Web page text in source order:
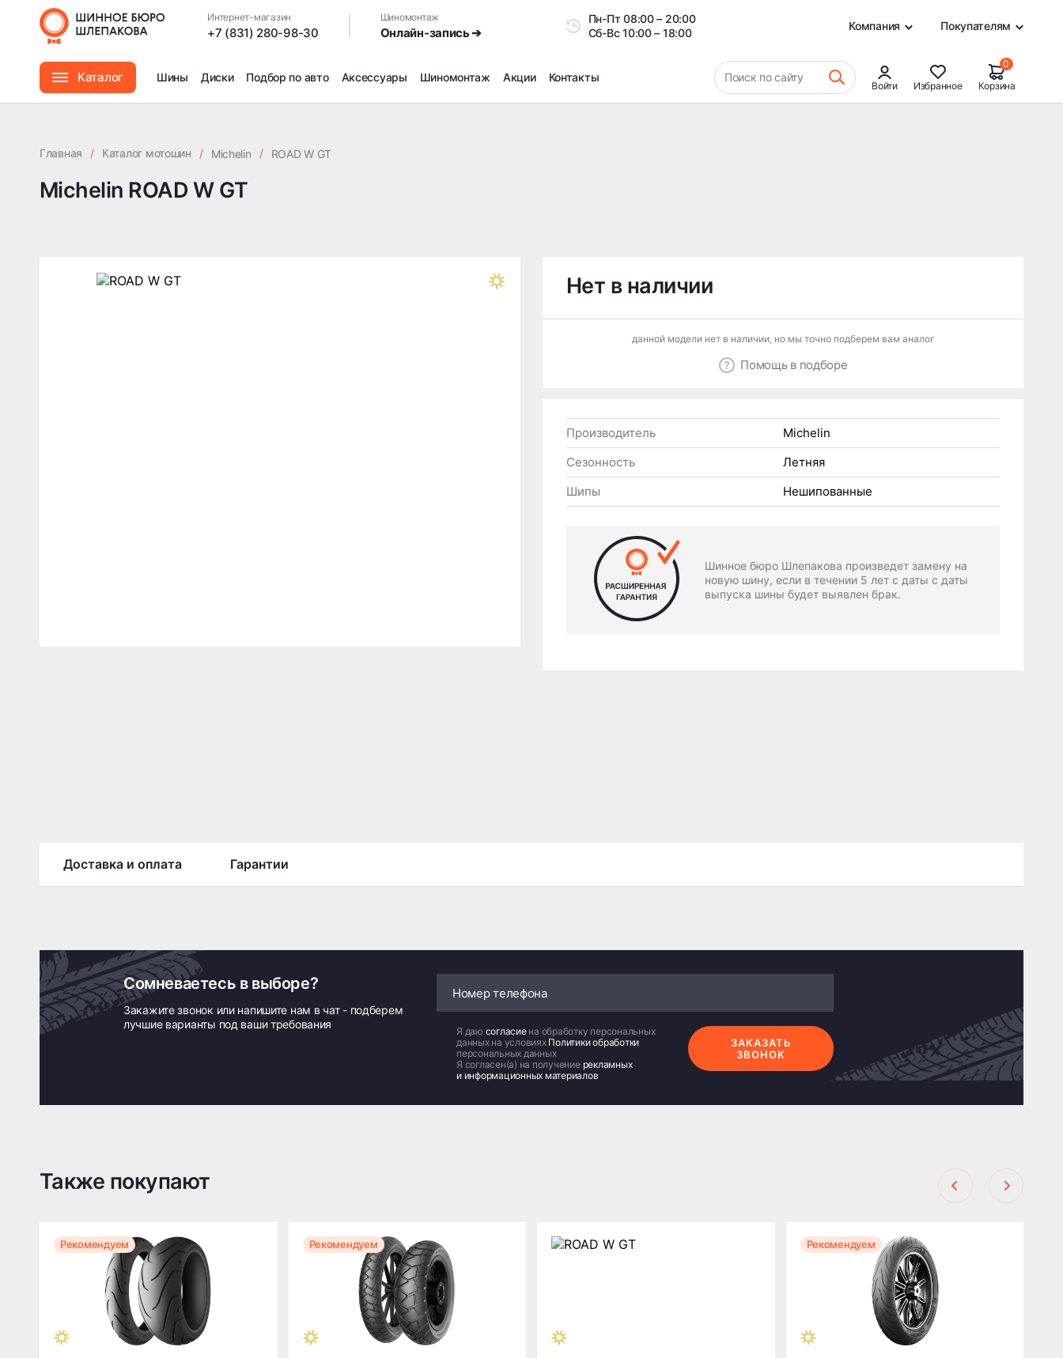
Интернет-магазин
+7 (831) 280-98-30
Шиномонтаж
Онлайн-запись ➔
Пн-Пт08:00 – 20:00
Сб-Вс10:00 – 18:00
Компания Покупателям
Каталог Шины Диски Подбор по авто Аксессуары Шиномонтаж
Доп услуги на Шиномонтаже
Дошиповка, Ошиповка, Перешиповка зимней резины
Акции Контакты Поиск по сайту
Войти Избранное
0
Корзина
Главная / Каталог мотошин / Michelin / ROAD W GT
Michelin ROAD W GT
Нет в наличии
данной модели нет в наличии, но мы точно подберем вам аналог
Помощь в подборе
Производитель
Michelin
Сезонность
Летняя
Шипы
Нешипованные
Шинное бюро Шлепакова произведет замену на
новую шину, если в течении 5 лет с даты с даты
выпуска шины будет выявлен брак.
Доставка и оплата Гарантии
Сомневаетесь в выборе?
Закажите звонок или напишите нам в чат - подберем
лучшие варианты под ваши требования
Я даю согласие на обработку персональных
данных на условиях Политики обработки
персональных данных
Я согласен(а) на получение рекламных
и информационных материалов
ЗАКАЗАТЬ
ЗВОНОК
Также покупают
Рекомендуем Рекомендуем Рекомендуем